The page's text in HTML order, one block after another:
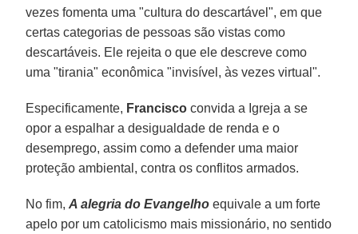
vezes fomenta uma "cultura do descartável", em que
certas categorias de pessoas são vistas como
descartáveis. Ele rejeita o que ele descreve como
uma "tirania" econômica "invisível, às vezes virtual".
Especificamente, Francisco convida a Igreja a se
opor a espalhar a desigualdade de renda e o
desemprego, assim como a defender uma maior
proteção ambiental, contra os conflitos armados.
No fim,A alegria do Evangelho equivale a um forte
apelo por um catolicismo mais missionário, no sentido